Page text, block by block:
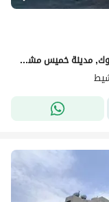
فيلا للبيع في شارع فيصل بن عبد العزيز, حي اليرموك, مدينة خميس مشيط